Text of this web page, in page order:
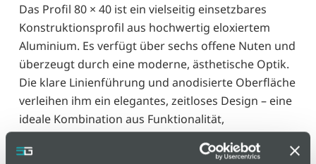
Das Profil 80 × 40 ist ein vielseitig einsetzbares
Konstruktionsprofil aus hochwertig eloxiertem
Aluminium. Es verfügt über sechs offene Nuten und
überzeugt durch eine moderne, ästhetische Optik.
Die klare Linienführung und anodisierte Oberfläche
verleihen ihm ein elegantes, zeitloses Design – eine
ideale Kombination aus Funktionalität,
Langlebigkeit und ansprechendem Aussehen für
anspruchsvolle technische Anwendungen.